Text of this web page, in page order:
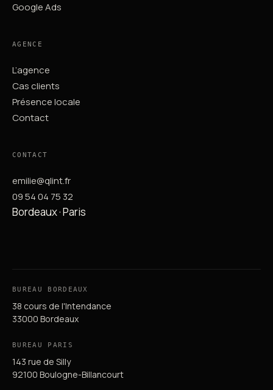
Google Ads
AGENCE
L’agence
Cas clients
Présence locale
Contact
CONTACT
emilie@qlint.fr
09 54 04 75 32
Bordeaux · Paris
BUREAU BORDEAUX
38 cours de l'Intendance
33000 Bordeaux
BUREAU PARIS
143 rue de Silly
92100 Boulogne-Billancourt